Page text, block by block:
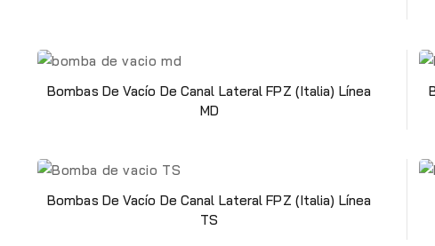
Bombas De Vacío De Canal Lateral FPZ (Italia) Línea
MD
Bombas De Vacío De Canal Lateral FPZ (Italia) Línea
TS